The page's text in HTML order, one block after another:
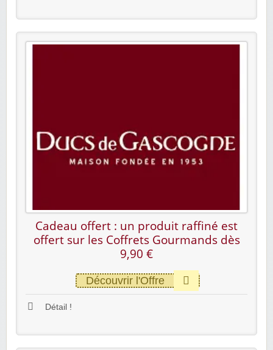
Cadeau offert : un produit raffiné est
offert sur les Coffrets Gourmands dès
9,90 €
Découvrir l'Offre
Détail !